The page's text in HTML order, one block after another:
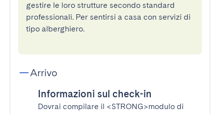
gestire le loro strutture secondo standard
professionali. Per sentirsi a casa con servizi di
tipo alberghiero.
Arrivo
Informazioni sul check-in
Dovrai compilare il <STRONG>modulo di